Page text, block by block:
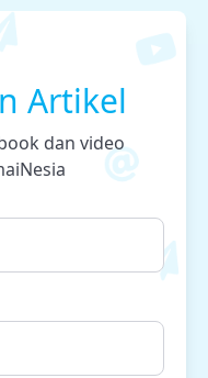
Artikel
dan video